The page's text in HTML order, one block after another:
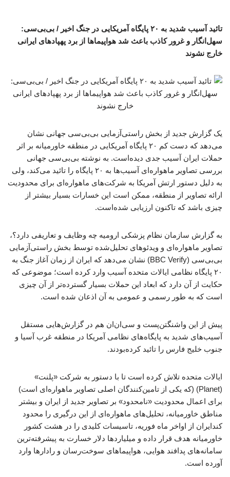
تائید آسیب شدید به ۲۰ پایگاه آمریکایی در جنگ اخیر / بی‌بی‌سی:
سهل‌انگار و غرور کاذب باعث شد هواپیماها از برد پهپادهای ایرانی
خارج نشوند
یک گزارش جدید از بخش راستی‌آزمایی بی‌بی‌سی جهانی نشان
می‌دهد که دست کم ۲۰ پایگاه آمریکایی در منطقه خاورمیانه بر اثر
حملات ایران آسیب جدی دیده‌است. به نوشته بی‌بی‌سی جهانی
بررسی تصاویر ماهواره‌ای آسیب‌ها به ۲۰ پایگاه را تائید می‌کند، ولی
به دلیل دستور ارتش آمریکا به شرکت‌های ماهواره‌ای برای محدودیت
ارائه تصاویر از منطقه، ممکن است این خسارات بسیار بیشتر از
چیزی باشد که تاکنون ارزیابی شده‌است.
به گزارش سازمان نظام پزشکی ارومیه چه وظایف و تعاریفی دارد؟،
تصاویر ماهواره‌ای و ویدئوهای تحلیل‌شده توسط بخش راستی‌آزمایی
بی‌بی‌سی (BBC Verify) نشان می‌دهد که ایران از زمان آغاز جنگ به
۲۰ پایگاه نظامی ایالات متحده آسیب وارد کرده است؛ موضوعی که
حکایت از آن دارد که ابعاد این حملات بسیار گسترده‌تر از آن چیزی
است که به طور رسمی و عمومی به آن اذعان شده است.
پیش از این واشنگتن‌پست و سی‌ان‌ان هم در گزارش‌هایی مستقل
آسیب‌های شدید به پایگاه‌های نظامی آمریکا در منطقه غرب آسیا و
جنوب خلیج فارس را تائید کرده‌بودند.
ایالات متحده تلاش کرده است تا با دستور به شرکت «پلنت»
(Planet) (که یکی از تامین‌کنندگان اصلی تصاویر ماهواره‌ای است)
برای اعمال محدودیت «نامحدود» بر تصاویر جدید از ایران و بیشتر
مناطق خاورمیانه، تحلیل‌های ماهواره‌ای از این درگیری را محدود
کندایران از اواخر ماه فوریه، تاسیسات کلیدی را در هشت کشور
خاورمیانه هدف قرار داده و میلیاردها دلار خسارت به پیشرفته‌ترین
سامانه‌های پدافند هوایی، هواپیماهای سوخت‌رسان و رادارها وارد
آورده است.